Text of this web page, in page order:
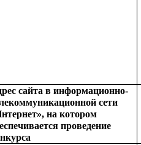
сайта в информационно-
сети
на котором
проведение